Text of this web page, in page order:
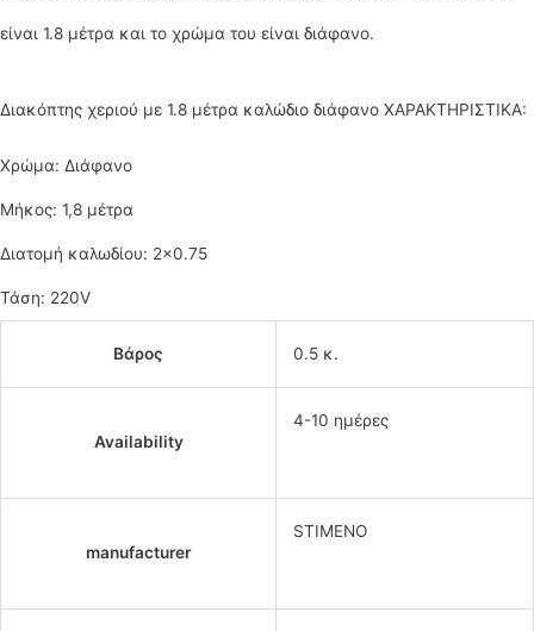
είναι 1.8 μέτρα και το χρώμα του είναι διάφανο.
Διακόπτης χεριού με 1.8 μέτρα καλώδιο διάφανο ΧΑΡΑΚΤΗΡΙΣΤΙΚΑ:
Χρώμα: Διάφανο
Μήκος: 1,8 μέτρα
Διατομή καλωδίου: 2×0.75
Τάση: 220V
Βάρος 0.5 κ.
Availability
4-10 ημέρες
manufacturer
STIMENO